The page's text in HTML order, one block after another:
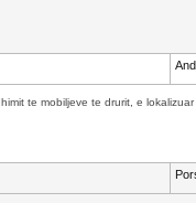
te mobiljeve te drurit, e